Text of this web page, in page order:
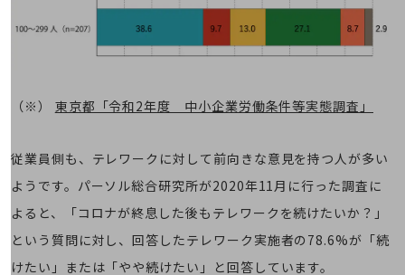
ドコモBiz データ無制限 ドコモ MAX ドコモ mini ドコモBiz かけ放題
ケータイプラン
IoT向け回線料金
home5Gプラン
モバイルサービス
セキュリティ
（※） 東京都「令和2年度 中小企業労働条件等実態調査」
従業員側も、テレワークに対して前向きな意見を持つ人が多い
ようです。パーソル総合研究所が2020年11月に行った調査に
よると、「コロナが終息した後もテレワークを続けたいか？」
という質問に対し、回答したテレワーク実施者の78.6%が「続
けたい」または「やや続けたい」と回答しています。